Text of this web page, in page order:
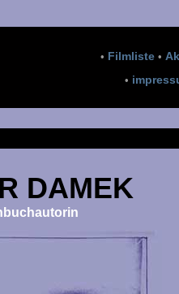
• Filmliste •
•
DAMEK